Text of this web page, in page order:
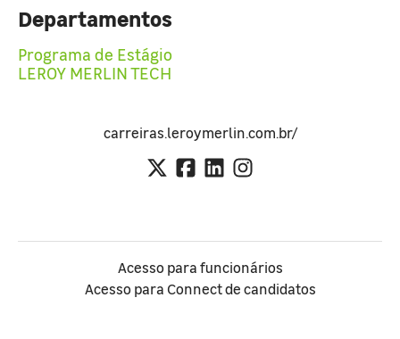
Departamentos
Programa de Estágio
LEROY MERLIN TECH
carreiras.leroymerlin.com.br/
Acesso para funcionários
Acesso para Connect de candidatos